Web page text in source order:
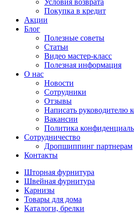
Условия возврата
Покупка в кредит
Акции
Блог
Полезные советы
Статьи
Видео мастер-класс
Полезная информация
О нас
Новости
Сотрудники
Отзывы
Написать руководителю
Вакансии
Политика
Сотрудничество
Дропшиппинг партнерам
Контакты
Шторная фурнитура
Швейная фурнитура
Карнизы
Товары для дома
Каталоги, брелки